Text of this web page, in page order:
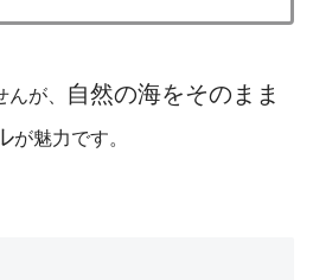
が、
自然の海をそのまま
が魅力です。